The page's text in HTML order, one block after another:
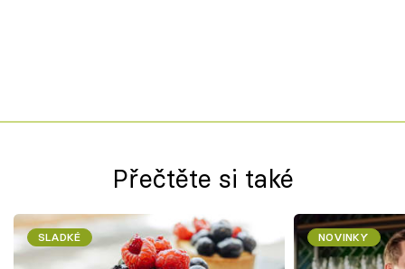
Přečtěte si také
SLADKÉ NOVINKY